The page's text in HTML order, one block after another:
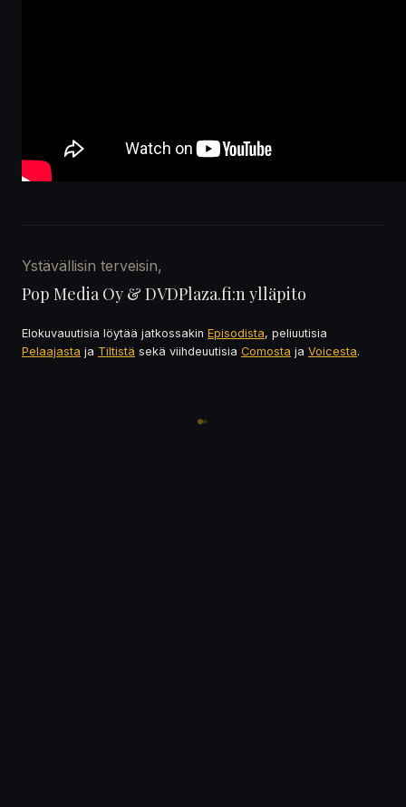
Ystävällisin terveisin,
Pop Media Oy & DVDPlaza.fi:n ylläpito
Elokuvauutisia löytää jatkossakin Episodista, peliuutisia
Pelaajasta ja Tiltistä sekä viihdeuutisia Comosta ja Voicesta.